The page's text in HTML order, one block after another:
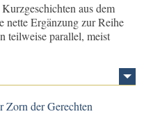
aus dem
nette Ergänzung zur Reihe
teilweise parallel, meist